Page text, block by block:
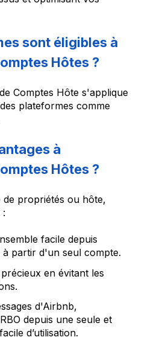
sont éligibles à
Hôtes ?
Comptes Hôte s'applique
plateformes comme
à
Hôtes ?
de propriétés ou hôte,
:
facile depuis
partir d'un seul compte.
en évitant les
d'Airbnb,
depuis une seule et
d’utilisation.